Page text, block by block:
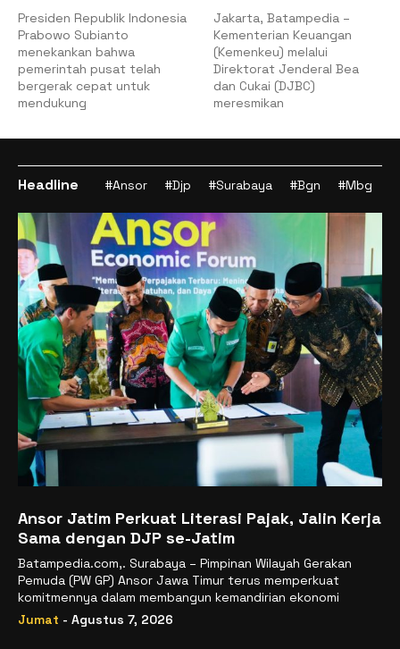
Presiden Republik Indonesia
Prabowo Subianto
menekankan bahwa
pemerintah pusat telah
bergerak cepat untuk
mendukung
Jakarta, Batampedia –
Kementerian Keuangan
(Kemenkeu) melalui
Direktorat Jenderal Bea
dan Cukai (DJBC)
meresmikan
Headline #Ansor #Djp #Surabaya #Bgn #Mbg
Ansor Jatim Perkuat Literasi Pajak, Jalin Kerja
Sama dengan DJP se-Jatim
Batampedia.com,. Surabaya – Pimpinan Wilayah Gerakan
Pemuda (PW GP) Ansor Jawa Timur terus memperkuat
komitmennya dalam membangun kemandirian ekonomi
Jumat - Agustus 7, 2026